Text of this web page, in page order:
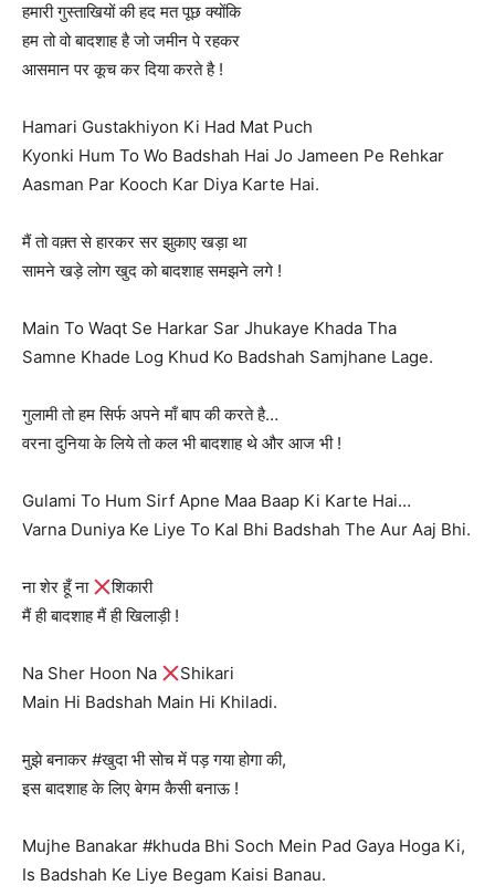
हमारी गुस्ताखियों की हद मत पूछ क्योंकि
हम तो वो बादशाह है जो जमीन पे रहकर
आसमान पर कूच कर दिया करते है !
Hamari Gustakhiyon Ki Had Mat Puch
Kyonki Hum To Wo Badshah Hai Jo Jameen Pe Rehkar
Aasman Par Kooch Kar Diya Karte Hai.
मैं तो वक़्त से हारकर सर झुकाए खड़ा था
सामने खड़े लोग खुद को बादशाह समझने लगे !
Main To Waqt Se Harkar Sar Jhukaye Khada Tha
Samne Khade Log Khud Ko Badshah Samjhane Lage.
गुलामी तो हम सिर्फ अपने माँ बाप की करते है…
वरना दुनिया के लिये तो कल भी बादशाह थे और आज भी !
Gulami To Hum Sirf Apne Maa Baap Ki Karte Hai…
Varna Duniya Ke Liye To Kal Bhi Badshah The Aur Aaj Bhi.
ना शेर हूँ ना
शिकारी
मैं ही बादशाह मैं ही खिलाड़ी !
Na Sher Hoon Na
Shikari
Main Hi Badshah Main Hi Khiladi.
मुझे बनाकर #खुदा भी सोच में पड़ गया होगा की,
इस बादशाह के लिए बेगम कैसी बनाऊ !
Mujhe Banakar #khuda Bhi Soch Mein Pad Gaya Hoga Ki,
Is Badshah Ke Liye Begam Kaisi Banau.